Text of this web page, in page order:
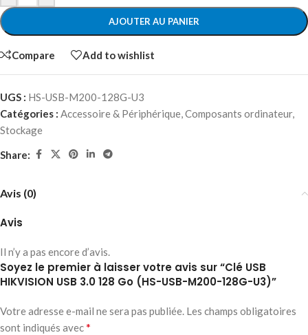
AJOUTER AU PANIER
Compare Add to wishlist
UGS : HS-USB-M200-128G-U3
Catégories : Accessoire & Périphérique,Composants ordinateur,
Stockage
Share:
Avis (0)
Avis
Il n’y a pas encore d’avis.
Soyez le premier à laisser votre avis sur “Clé USB
HIKVISION USB 3.0 128 Go (HS-USB-M200-128G-U3)”
Votre adresse e-mail ne sera pas publiée. Les champs obligatoires
sont indiqués avec*